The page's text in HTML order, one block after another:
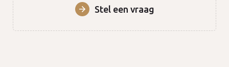
Stel een vraag